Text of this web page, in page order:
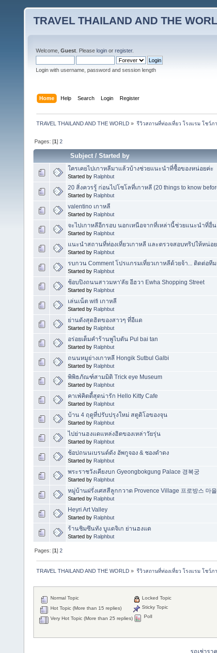
TRAVEL THAILAND AND THE
Welcome, Guest . Please login or register.
Login with username, password and session length
Home Help Search Login Register
TRAVEL THAILAND AND THE WORLD » รีวิวสถานที่ท่องเที่ยว โรงแรม โชว์ภ
Pages: [1]2
Subject/Started by
ใครเคยไปเกาหลีมาแล้วบ้างช่วยแนะนำที่ซื้อของหน่อยค่ะ
Started by Ralphbut
20 สิ่งควรรู้ ก่อนไปโซโลที่เกาหลี (20 things to know
Started by Ralphbut
valentino เกาหลี
Started by Ralphbut
จะไปเกาหลีอีกรอบ นอกเหนือจากที่เหล่านี้ช่วยแนะนำที่อื่
Started by Ralphbut
แนะนำสถานที่ท่องเที่ยวเกาหลี และตรวจสอบทริปให้หน่อ
Started by Ralphbut
รบกวน Comment โปรแกรมเที่ยวเกาหลีด้วยจ้า... ติดต่อที
Started by Ralphbut
ช้อบปิงถนนสาวมหา'ลัย อีฮวา Ewha Shopping Street
Started by Ralphbut
เล่นเน็ต wifi เกาหลี
Started by Ralphbut
ย่านดังสุดฮิตของสาวๆ ที่อีแด
Started by Ralphbut
อร่อยเต็มคำร้านพูไบตัน Pul bai tan
Started by Ralphbut
ถนนหมูย่างเกาหลี Hongik Sutbul Galbi
Started by Ralphbut
พิพิธภัณฑ์สามมิติ Trick eye Museum
Started by Ralphbut
คาเฟ่คิตตี้สุดน่ารัก Hello Kitty Cafe
Started by Ralphbut
บ้าน 4 ฤดูที่ปรับปรุงใหม่ สตูดิโอของจุน
Started by Ralphbut
ไปย่านฮงแดแหล่งฮิตของเหล่าวัยรุ่น
Started by Ralphbut
ช้อปถนนเบรนด์ดัง อัพกูจอง & ชองดำดง
Started by Ralphbut
พระราชวังเคียงบก Gyeongbokgung Palace 경복궁
Started by Ralphbut
หมู่บ้านฝรั่งเศสสีลูกกวาด Provence Village 프로방스 마을
Started by Ralphbut
Heyri Art Valley
Started by Ralphbut
ร้านชิมซึนทัง บูแดจิเก ย่านฮงแด
Started by Ralphbut
Pages: [1]2
TRAVEL THAILAND AND THE WORLD » รีวิวสถานที่ท่องเที่ยว โรงแรม โชว์ภ
Normal Topic
Hot Topic (More than 15 replies)
Very Hot Topic (More than 25 replies)
Locked Topic
Sticky Topic
Poll